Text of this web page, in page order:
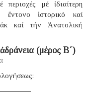
μέ ἰδιαίτερη
ἱστορικό καί
καί τήν Ἀνατολική
(μέρος B΄)